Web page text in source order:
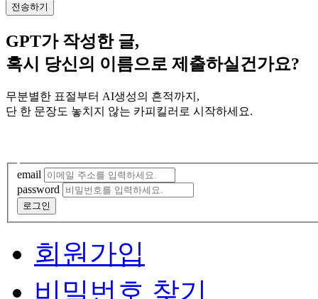
GPT가 작성한 글,
혹시 당신의 이름으로 제출하실건가요?
무분별한 표절부터 AI생성의 흔적까지,
단 한 문장도 놓치지 않는 카피킬러로 시작하세요.
email
password
로그인
회원가입
비밀번호 찾기